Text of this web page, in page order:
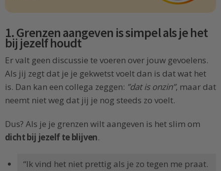
1. Grenzen aangeven is simpel als je het
bij jezelf houdt
Er valt geen discussie te voeren over jouw gevoelens.
Als jij zegt dat je je gekwetst voelt dan is dat wat het
is. Dan kan een collega zeggen: ”dat is onzin”, maar dat
neemt niet weg dat jij je nog steeds zo voelt.
Dus? Als je je grenzen wilt aangeven is het slim om
dicht bij jezelf te blijven.
“Ik vind het niet prettig als je zo tegen me praat.